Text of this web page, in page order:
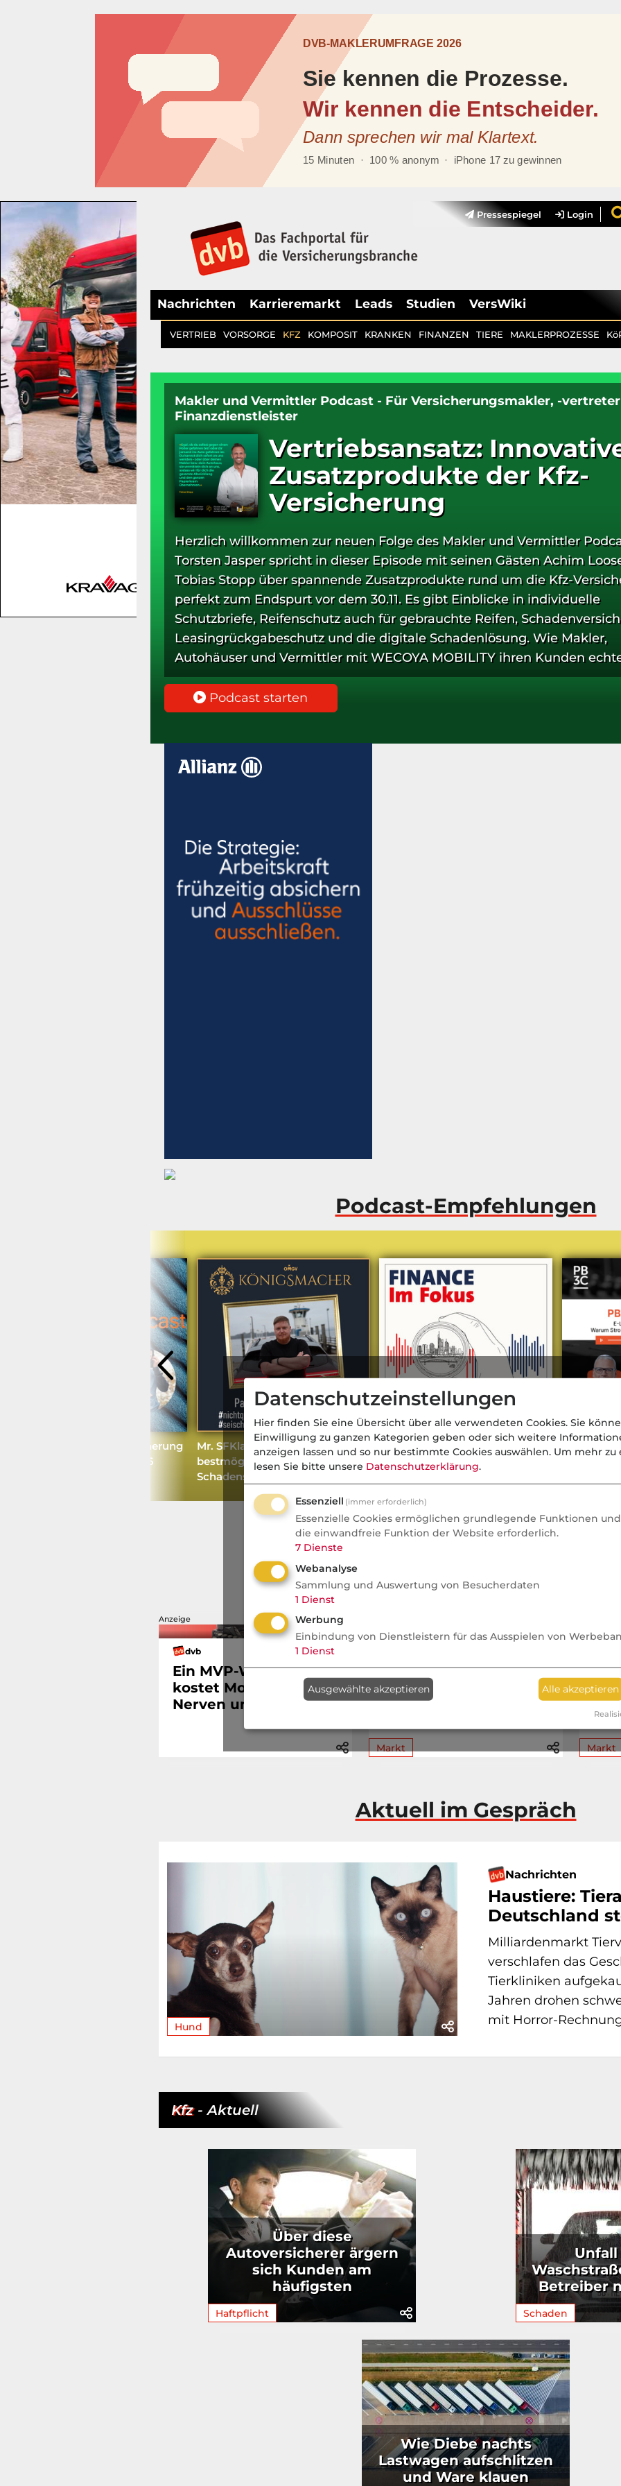
Pressespiegel Login
Nachrichten Karrieremarkt Leads Studien VersWiki
VERTRIEB VORSORGE KFZ KOMPOSIT KRANKEN FINANZEN TIERE MAKLERPROZESSE
Makler und Vermittler Podcast - Für Versicherungsmakler, -
Finanzdienstleister
Vertriebsansatz:
Zusatzprodukte der Kfz-
Versicherung
Herzlich willkommen zur neuen Folge des Makler und Vermittler
Torsten Jasper spricht in dieser Episode mit seinen Gästen Achim
Tobias Stopp über spannende Zusatzprodukte rund um die Kfz-
perfekt zum Endspurt vor dem 30.11. Es gibt Einblicke in individuelle
Schutzbriefe, Reifenschutz auch für gebrauchte Reifen,
Leasingrückgabeschutz und die digitale Schadenlösung. Wie Makler,
Autohäuser und Vermittler mit WECOYA MOBILITY ihren Kunden
Mehrwert bieten und neue Chancen fürs eigene Geschäft schaffen
hörst du in diesem Podcast. Viel Spaß beim Zuhören!
Podcast starten
Podcast-Empfehlungen
Neues von der Kfz Versicherung
/ Leben: Neuerungen 2026
Mr. SFKlasse, der Lotse zur
bestmöglichen
Schadensfreiheitsklasse und ja,
Bilanzcheck mit Carola Rinker:
Spart VW seine Zukunft kaputt
E-Lkw
Warum
Aus den dvb-Pressespiegeln
Anzeige 07.08.2026
dvb
Ein MVP-Wechsel
kostet Monate,
Nerven und Geld
Diese Kfz-Versicherer
würden Kunden am
häufigsten empfehlen
Markt Markt
Aktuell im Gespräch
Hund
Nachrichten
Haustiere:
Deutschland
Milliardenmarkt
verschlafen das
Tierkliniken
Jahren drohen
mit Horror-
Kfz- Aktuell
Über diese
Autoversicherer ärgern
sich Kunden am
häufigsten
Haftpflicht
Betreiber
Schaden
Wie Diebe nachts
Lastwagen aufschlitzen
und Ware klauen
Datenschutzeinstellungen
Hier finden Sie eine Übersicht über alle verwendeten Cookies. Sie
Einwilligung zu ganzen Kategorien geben oder sich weitere
anzeigen lassen und so nur bestimmte Cookies auswählen. Um mehr zu
lesen Sie bitte unsere Datenschutzerklärung.
Essenziell (immer erforderlich)
Essenzielle Cookies ermöglichen grundlegende Funktionen
die einwandfreie Funktion der Website erforderlich.
7 Dienste
Webanalyse
Sammlung und Auswertung von Besucherdaten
1 Dienst
Werbung
Einbindung von Dienstleistern für das Ausspielen von
1 Dienst
Ausgewählte akzeptieren Alle akzeptieren